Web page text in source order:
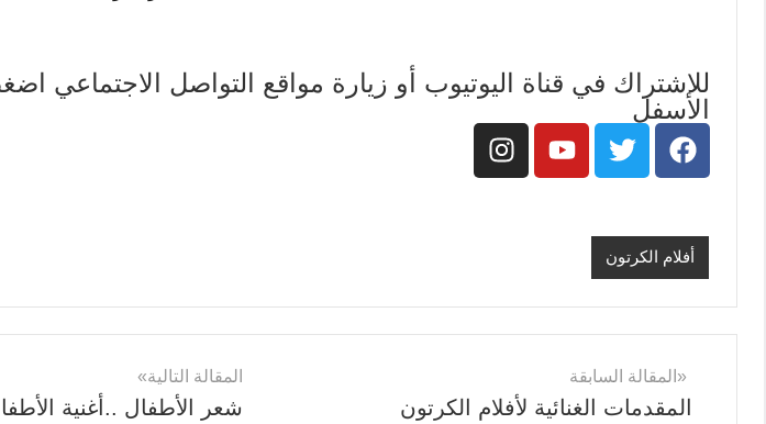
للاشتراك في قناة اليوتيوب أو زيارة مواقع التواصل الاجتماعي
الأسفل
أفلام الكرتون
المقالة السابقة
المقدمات الغنائية لأفلام الكرتون
المقالة التالية
شعر الأطفال ..أغنية